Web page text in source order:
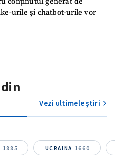
urile și chatbot-urile vor
din
Vezi ultimele știri
1885 UCRAINA 1660